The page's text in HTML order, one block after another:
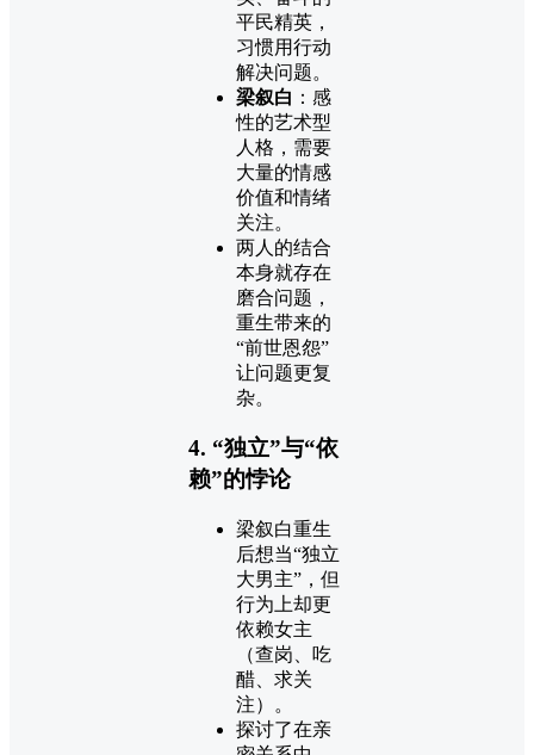
平民精英，
习惯用行动
解决问题。
梁叙白 ：感
性的艺术型
人格，需要
大量的情感
价值和情绪
关注。
两人的结合
本身就存在
磨合问题，
重生带来的
“前世恩怨”
让问题更复
杂。
4. “独立”与“依
赖”的悖论
梁叙白重生
后想当“独立
大男主”，但
行为上却更
依赖女主
（查岗、吃
醋、求关
注）。
探讨了在亲